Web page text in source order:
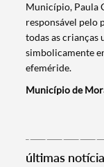
Termo de
Município, Paula
responsável pelo
todas as crianças
simbolicamente
efeméride.
Município de
últimas